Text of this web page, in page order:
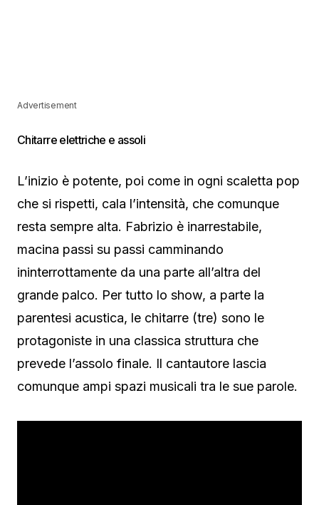
Advertisement
Chitarre elettriche e assoli
L’inizio è potente, poi come in ogni scaletta pop
che si rispetti, cala l’intensità, che comunque
resta sempre alta. Fabrizio è inarrestabile,
macina passi su passi camminando
ininterrottamente da una parte all’altra del
grande palco. Per tutto lo show, a parte la
parentesi acustica, le chitarre (tre) sono le
protagoniste in una classica struttura che
prevede l’assolo finale. Il cantautore lascia
comunque ampi spazi musicali tra le sue parole.